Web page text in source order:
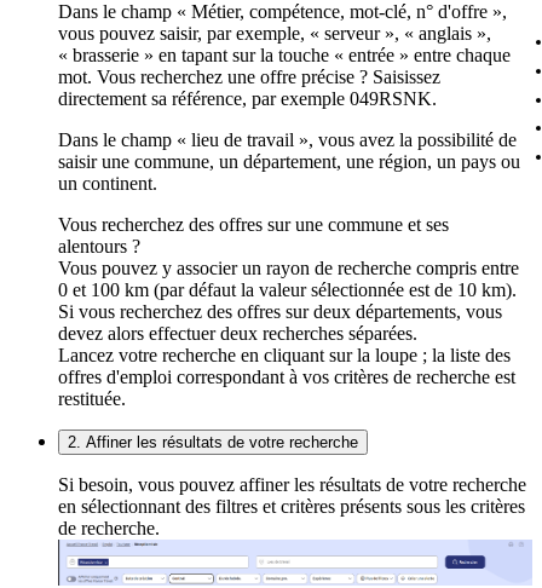
Dans le champ « Métier, compétence, mot-clé, n° d'offre »,
vous pouvez saisir, par exemple, « serveur », « anglais »,
« brasserie » en tapant sur la touche « entrée » entre chaque
mot. Vous recherchez une offre précise ? Saisissez
directement sa référence, par exemple 049RSNK.
Dans le champ « lieu de travail », vous avez la possibilité de
saisir une commune, un département, une région, un pays ou
un continent.
Vous recherchez des offres sur une commune et ses
alentours ?
Vous pouvez y associer un rayon de recherche compris entre
0 et 100 km (par défaut la valeur sélectionnée est de 10 km).
Si vous recherchez des offres sur deux départements, vous
devez alors effectuer deux recherches séparées.
Lancez votre recherche en cliquant sur la loupe ; la liste des
offres d'emploi correspondant à vos critères de recherche est
restituée.
2. Affiner les résultats de votre recherche
Si besoin, vous pouvez affiner les résultats de votre recherche
en sélectionnant des filtres et critères présents sous les critères
de recherche.